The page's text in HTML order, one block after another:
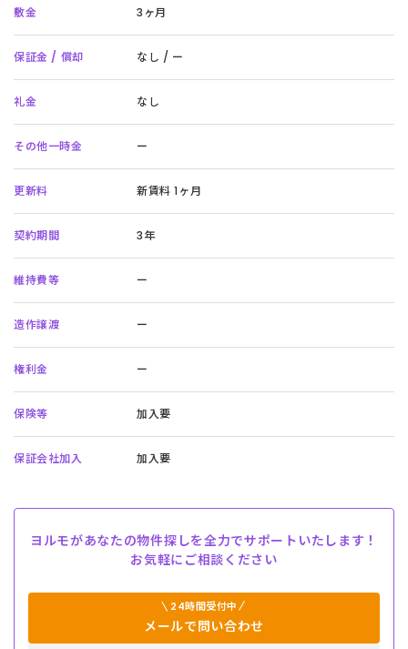
敷金 3ヶ月
保証金 / 償却 なし / ー
礼金 なし
その他一時金 ー
更新料 新賃料 1ヶ月
契約期間 3年
維持費等 ー
造作譲渡 ー
権利金 ー
保険等 加入要
保証会社加入 加入要
ヨルモがあなたの物件探しを全力でサポートいたします！
お気軽にご相談ください
24時間受付中
メールで問い合わせ